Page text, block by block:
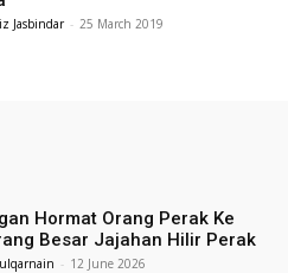
Jasbindar - 25 March 2019
Hormat Orang Perak Ke
Besar Jajahan Hilir Perak
- 12 June 2026